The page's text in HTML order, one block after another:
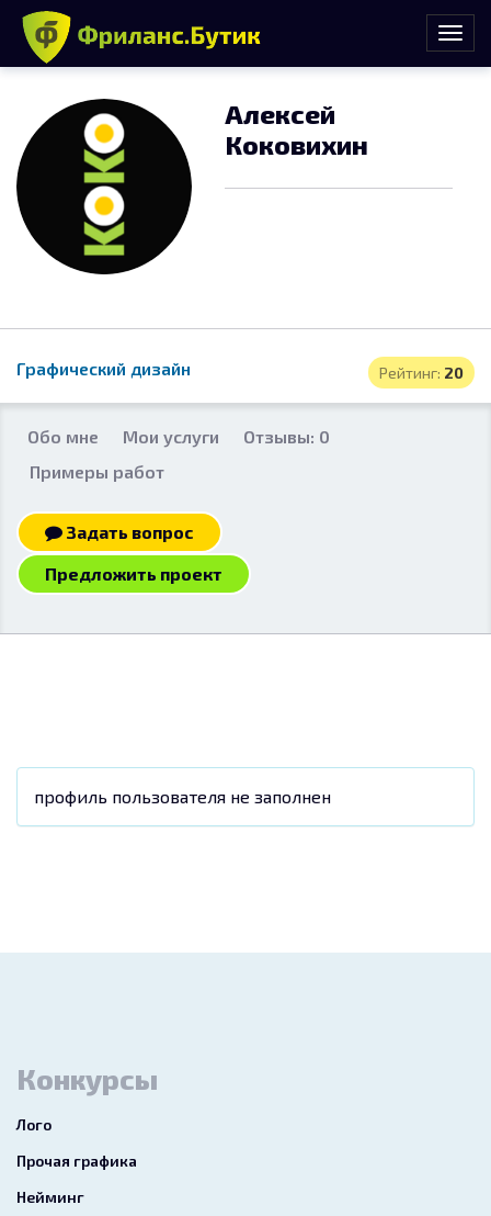
Алексей
Коковихин
Рейтинг: 20
Графический дизайн
Обо мне Мои услуги
Отзывы: 0
Примеры работ
Задать вопрос
Предложить проект
профиль пользователя не заполнен
Конкурсы
Лого
Прочая графика
Нейминг